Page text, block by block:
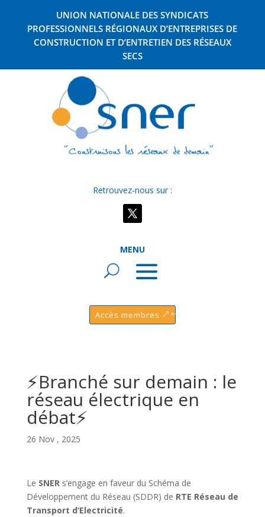
UNION NATIONALE DES SYNDICATS
PROFESSIONNELS RÉGIONAUX D’ENTREPRISES DE
CONSTRUCTION ET D’ENTRETIEN DES RÉSEAUX
SECS
Retrouvez-nous sur :
MENU
Accès membres
⚡Branché sur demain : le
réseau électrique en
débat⚡
26 Nov , 2025
Le SNER s’engage en faveur du Schéma de
Développement du Réseau (SDDR) de RTE Réseau de
Transport d’Electricité.